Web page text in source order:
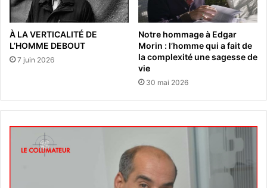
À LA VERTICALITÉ DE
L’HOMME DEBOUT
7 juin 2026
Notre hommage à Edgar
Morin : l’homme qui a fait de
la complexité une sagesse de
vie
30 mai 2026